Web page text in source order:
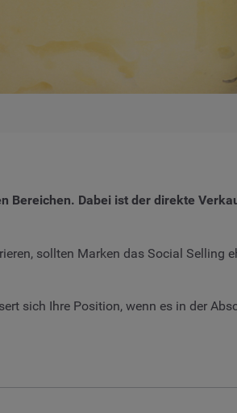
Dabei ist der direkte
sollten Marken das Social Selling
sich Ihre Position, wenn es in der